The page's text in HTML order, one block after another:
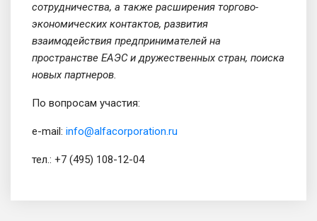
сотрудничества, а также расширения торгово-
экономических контактов, развития
взаимодействия предпринимателей на
пространстве ЕАЭС и дружественных стран, поиска
новых партнеров.
По вопросам участия:
e-mail: info@alfacorporation.ru
тел.: +7 (495) 108-12-04